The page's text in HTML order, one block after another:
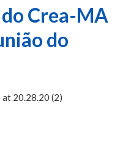
Crea-MA
do